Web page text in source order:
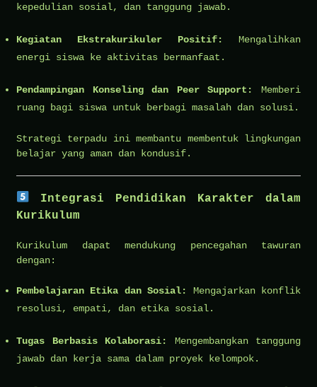
kepedulian sosial, dan tanggung jawab.
Kegiatan Ekstrakurikuler Positif:
Mengalihkan
energi siswa ke aktivitas bermanfaat.
Pendampingan Konseling dan Peer Support:
Memberi
ruang bagi siswa untuk berbagi masalah dan solusi.
Strategi terpadu ini membantu membentuk lingkungan
belajar yang aman dan kondusif.
Integrasi Pendidikan Karakter dalam
Kurikulum
Kurikulum dapat mendukung pencegahan tawuran
dengan:
Pembelajaran Etika dan Sosial:
Mengajarkan konflik
resolusi, empati, dan etika sosial.
Tugas Berbasis Kolaborasi:
Mengembangkan tanggung
jawab dan kerja sama dalam proyek kelompok.